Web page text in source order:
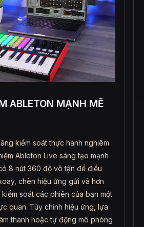
ABLETON MẠNH MẼ
kiểm soát thực hành nghiêm
Ableton Live sáng tạo mạnh
8 nút 360 độ vô tận để điều
chèn hiệu ứng gửi và hơn
soát các phiên của bạn một
quan. Tùy chỉnh hiệu ứng, lựa
thanh hoặc tự động mô phòng